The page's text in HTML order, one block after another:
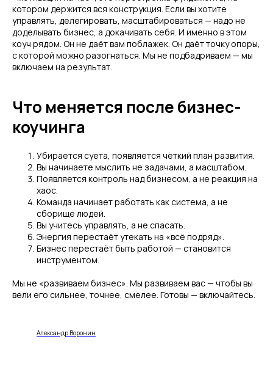
котором держится вся конструкция. Если вы хотите
управлять, делегировать, масштабироваться — надо не
доделывать бизнес, а докачивать себя. И именно в этом
коуч рядом. Он не даёт вам поблажек. Он даёт точку опоры,
с которой можно разогнаться. Мы не подбадриваем — мы
включаем на результат.
Что меняется после бизнес-
коучинга
Убирается суета, появляется чёткий план развития.
Вы начинаете мыслить не задачами, а масштабом.
Появляется контроль над бизнесом, а не реакция на
хаос.
Команда начинает работать как система, а не
сборище людей.
Вы учитесь управлять, а не спасать.
Энергия перестаёт утекать на «всё подряд».
Бизнес перестаёт быть работой — становится
инструментом.
Мы не «развиваем бизнес». Мы развиваем вас — чтобы вы
вели его сильнее, точнее, смелее. Готовы — включайтесь.
Александр Воронин